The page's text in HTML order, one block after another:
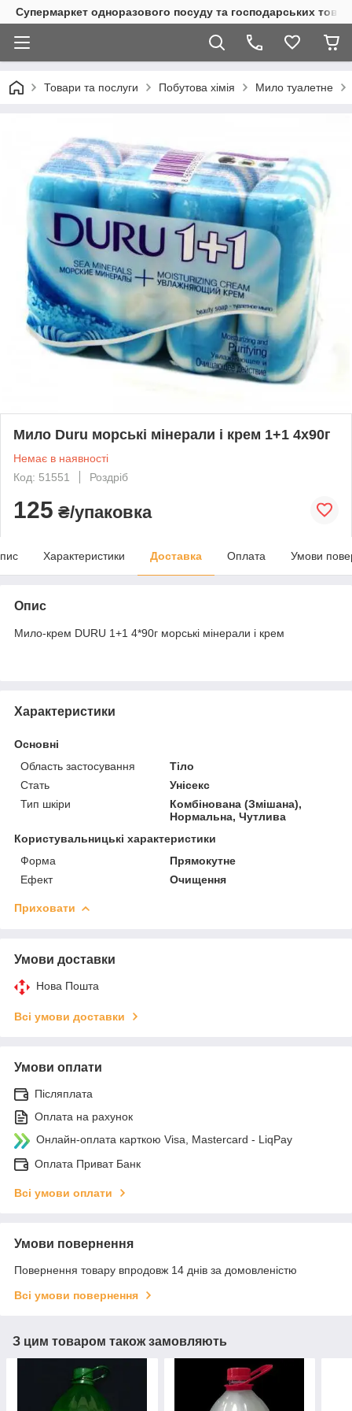
Супермаркет одноразового посуду та господарських
Товари та послуги Побутова хімія Мило туалетне
Мило Duru морські мінерали і крем 1+1 4х90г
Немає в наявності
Код: 51551
Роздріб
125 ₴/упаковка
Характеристики Доставка Оплата Умови
Опис
Мило-крем DURU 1+1 4*90г морські мінерали і крем
Характеристики
Основні
Область застосування
Тіло
Стать
Унісекс
Тип шкіри
Комбінована (Змішана),
Нормальна, Чутлива
Користувальницькі характеристики
Форма
Прямокутне
Ефект
Очищення
Приховати
Умови доставки
Нова Пошта
Всі умови доставки
Умови оплати
Післяплата
Оплата на рахунок
Онлайн-оплата карткою Visa, Mastercard - LiqPay
Оплата Приват Банк
Всі умови оплати
Умови повернення
Повернення товару впродовж 14 днів за домовленістю
Всі умови повернення
З цим товаром також замовляють